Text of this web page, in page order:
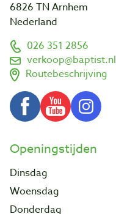
6826 TN Arnhem
Nederland
026 351 2856
verkoop@baptist.nl
Routebeschrijving
Openingstijden
Dinsdag
Woensdag
Donderdag